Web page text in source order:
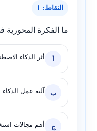
النقاط: 1
ما الفكرة
أ أثر الذكاء
ب آلية عمل
ج أهم مجالات